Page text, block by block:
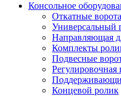
Консольное
Откатные ворота
Универсальный
Направляющая
Комплекты
Подвесные
Регулировочная
Концевой ролик